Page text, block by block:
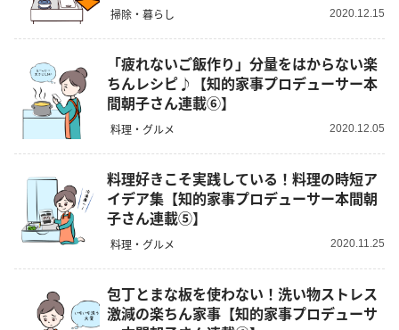
掃除・暮らし 2020.12.15
「疲れないご飯作り」分量をはからない楽
ちんレシピ♪【知的家事プロデューサー本
間朝子さん連載⑥】
料理・グルメ 2020.12.05
料理好きこそ実践している！料理の時短ア
イデア集【知的家事プロデューサー本間朝
子さん連載⑤】
料理・グルメ 2020.11.25
包丁とまな板を使わない！洗い物ストレス
激減の楽ちん家事【知的家事プロデューサ